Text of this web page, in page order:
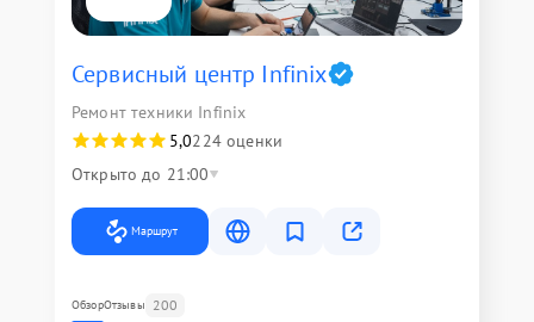
Сервисный центр Infinix
Ремонт техники Infinix
5,0224 оценки
Открыто до 21:00
Маршрут
ОбзорОтзывы 200